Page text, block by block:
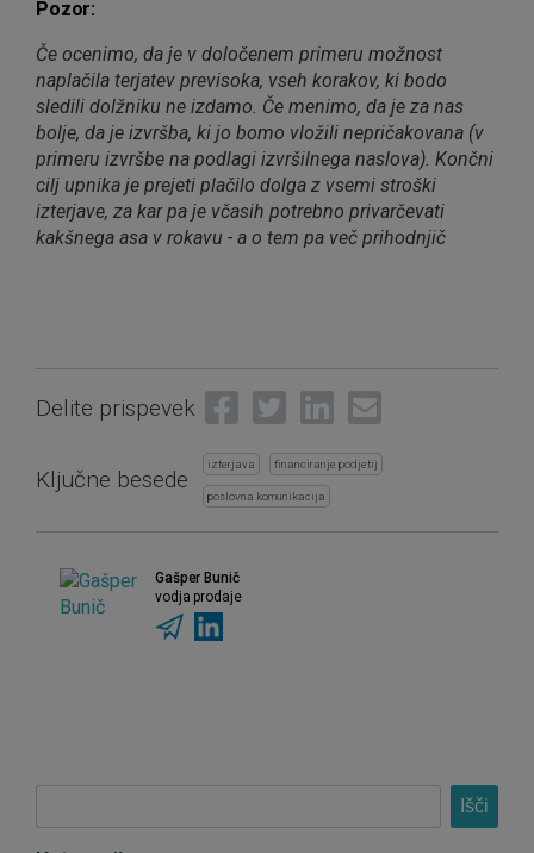
Pozor:
Če ocenimo, da je v določenem primeru možnost
naplačila terjatev previsoka, vseh korakov, ki bodo
sledili dolžniku ne izdamo. Če menimo, da je za nas
bolje, da je izvršba, ki jo bomo vložili nepričakovana (v
primeru izvršbe na podlagi izvršilnega naslova). Končni
cilj upnika je prejeti plačilo dolga z vsemi stroški
izterjave, za kar pa je včasih potrebno privarčevati
kakšnega asa v rokavu - a o tem pa več prihodnjič
Delite prispevek Share on Facebook
Tweet Share on LinkedIn
Send email
Ključne besede
izterjava financiranje podjetij
poslovna komunikacija
Gašper Bunič
vodja prodaje
Išči